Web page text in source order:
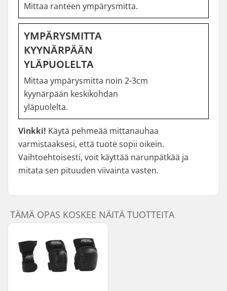
Mittaa ranteen ympärysmitta.
YMPÄRYSMITTA
KYYNÄRPÄÄN
YLÄPUOLELTA
Mittaa ympärysmitta noin 2-3cm
kyynärpään keskikohdan
yläpuolelta.
Vinkki! Käytä pehmeää mittanauhaa
varmistaaksesi, että tuote sopii oikein.
Vaihtoehtoisesti, voit käyttää narunpätkää ja
mitata sen pituuden viivainta vasten.
TÄMÄ OPAS KOSKEE NÄITÄ TUOTTEITA